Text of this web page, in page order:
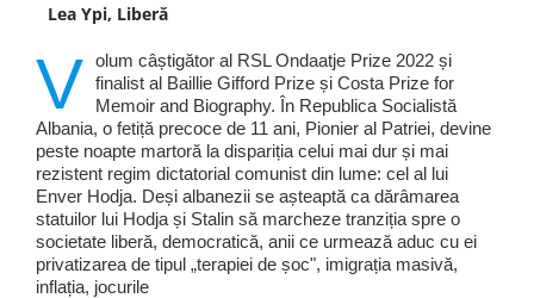
Lea Ypi, Liberă
V olum câștigător al RSL Ondaatje Prize 2022 și
finalist al Baillie Gifford Prize și Costa Prize for
Memoir and Biography. În Republica Socialistă
Albania, o fetiță precoce de 11 ani, Pionier al Patriei, devine
peste noapte martoră la dispariția celui mai dur și mai
rezistent regim dictatorial comunist din lume: cel al lui
Enver Hodja. Deși albanezii se așteaptă ca dărâmarea
statuilor lui Hodja și Stalin să marcheze tranziția spre o
societate liberă, democratică, anii ce urmează aduc cu ei
privatizarea de tipul „terapiei de șoc", imigrația masivă,
inflația, jocurile